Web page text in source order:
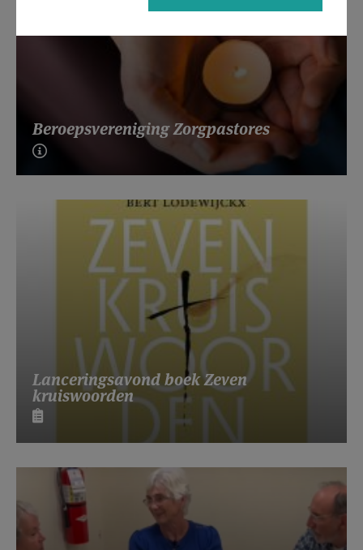
Beroepsvereniging Zorgpastores
Lanceringsavond boek Zeven
kruiswoorden